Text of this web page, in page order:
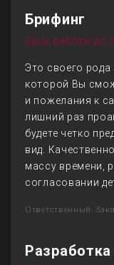
Брифинг
Срок работы до
Это своего
которой Вы
и пожелания к
лишний раз
будете четко
вид.
массу времени,
согласовании
Ответственный: